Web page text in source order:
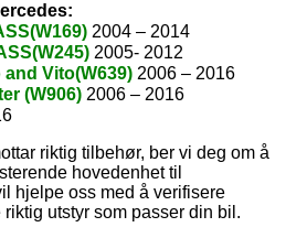
2004 – 2014
2005- 2012
Vito(W639) 2006 – 2016
(W906) 2006 – 2016
riktig tilbehør, ber vi deg om å
hovedenhet til
hjelpe oss med å verifisere
utstyr som passer din bil.